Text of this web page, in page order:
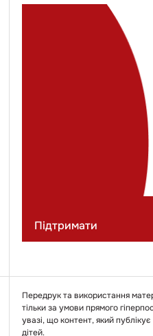
Підтримати
Передрук та використання
тільки за умови прямого
увазі, що контент, який
дітей.